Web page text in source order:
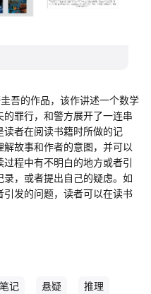
吾的作品，该作讲述一个数学
罪行，和警方展开了一连串
者在阅读书籍时所做的记
故事和作者的意图，并可以
程中有不明白的地方或者引
，或者提出自己的疑虑。如
发的问题，读者可以在读书
记 悬疑 推理